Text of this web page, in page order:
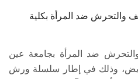
والتحرش ضد المرأة بكلية
ضد المرأة بجامعة عين
وذلك في إطار سلسلة ورش